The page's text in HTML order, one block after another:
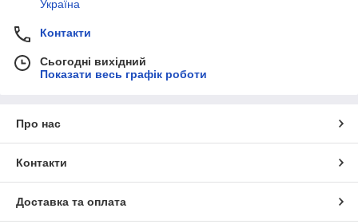
Україна
Контакти
Сьогодні вихідний
Показати весь графік роботи
Про нас
Контакти
Доставка та оплата